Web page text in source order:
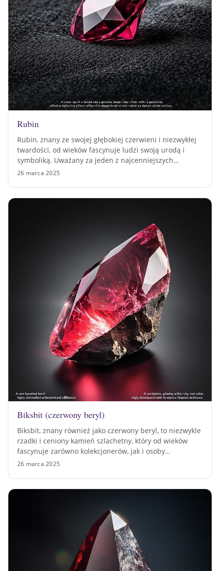
Rubin
Rubin, znany ze swojej głębokiej czerwieni i niezwykłej
twardości, od wieków fascynuje ludzi swoją urodą i
symboliką. Uważany za jeden z najcenniejszych…
26 marca 2025
Biksbit (czerwony beryl)
Biksbit, znany również jako czerwony beryl, to niezwykle
rzadki i ceniony kamień szlachetny, który od wieków
fascynuje zarówno kolekcjonerów, jak i osoby…
26 marca 2025